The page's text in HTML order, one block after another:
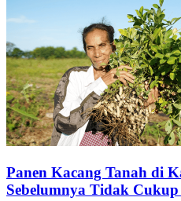
Panen Kacang Tanah di
Sebelumnya Tidak